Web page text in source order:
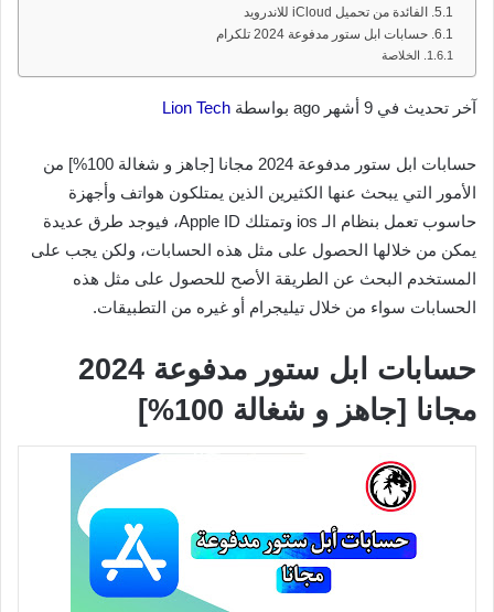
الفائدة من تحميل iCloud للاندرويد
حسابات ابل ستور مدفوعة 2024 تلكرام
الخلاصة
آخر تحديث في 9 أشهر ago بواسطة Lion Tech
حسابات ابل ستور مدفوعة 2024 مجانا [جاهز و شغالة 100%] من
الأمور التي يبحث عنها الكثيرين الذين يمتلكون هواتف وأجهزة
حاسوب تعمل بنظام الـ ios وتمتلك Apple ID، فيوجد طرق عديدة
يمكن من خلالها الحصول على مثل هذه الحسابات، ولكن يجب على
المستخدم البحث عن الطريقة الأصح للحصول على مثل هذه
الحسابات سواء من خلال تيليجرام أو غيره من التطبيقات.
حسابات ابل ستور مدفوعة 2024
مجانا [جاهز و شغالة 100%]